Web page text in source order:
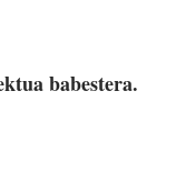
babestera.